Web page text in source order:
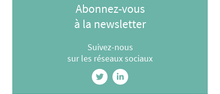
Abonnez-vous
à la newsletter
Suivez-nous
sur les réseaux sociaux